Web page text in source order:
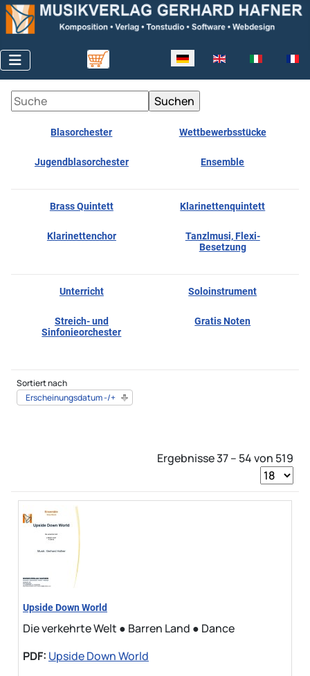
Sprache auswählen
Blasorchester Wettbewerbsstücke
Jugendblasorchester Ensemble
Brass Quintett Klarinettenquintett
Klarinettenchor
Tanzlmusi, Flexi-
Besetzung
Unterricht Soloinstrument
Streich- und
Sinfonieorchester
Gratis Noten
Sortiert nach
Erscheinungsdatum -/+
Ergebnisse 37 – 54 von 519
Upside Down World
Die verkehrte Welt ● Barren Land ● Dance
PDF: Upside Down World